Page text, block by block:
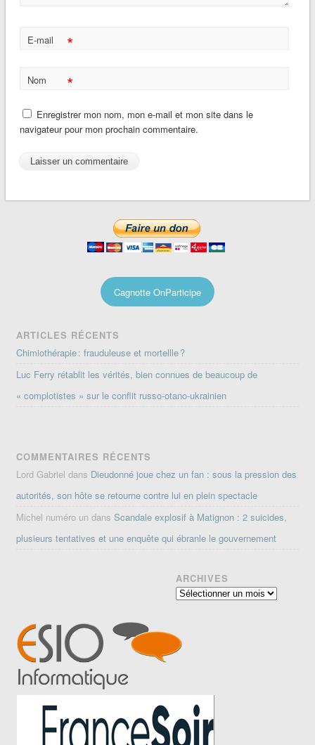
E-mail *
Nom *
Enregistrer mon nom, mon e-mail et mon site dans le
navigateur pour mon prochain commentaire.
Cagnotte OnParticipe
ARTICLES RÉCENTS
Chimiothérapie : frauduleuse et mortellle ?
Luc Ferry rétablit les vérités, bien connues de beaucoup de
« complotistes » sur le conflit russo-otano-ukrainien
COMMENTAIRES RÉCENTS
Lord Gabriel dans Dieudonné joue chez un fan : sous la pression des
autorités, son hôte se retourne contre lui en plein spectacle
Michel numéro un dansScandale explosif à Matignon : 2 suicides,
plusieurs tentatives et une enquête qui ébranle le gouvernement
ARCHIVES
Archives